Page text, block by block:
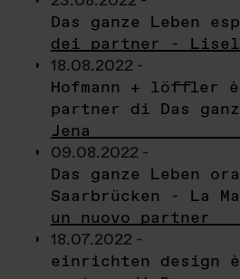
Das ganze Leben
dei partner -
18.08.2022 -
Hofmann + löffler
partner di Das
Jena
09.08.2022 -
Das ganze Leben
Saarbrücken - La
un nuovo partner
18.07.2022 -
einrichten design